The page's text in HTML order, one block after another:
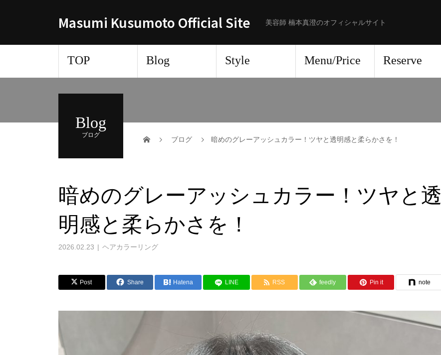
Masumi Kusumoto Official Site 美容師 楠本真澄のオフィシャルサイト
TOP Blog Style Menu/Price Reserve
Blog
ブログ
ブログ 暗めのグレーアッシュカラー！ツヤと透明感と柔らかさを！
暗めのグレーアッシュカラー！ツヤと透
明感と柔らかさを！
2026.02.23 ヘアカラーリング
Post Share Hatena LINE RSS feedly Pin it note